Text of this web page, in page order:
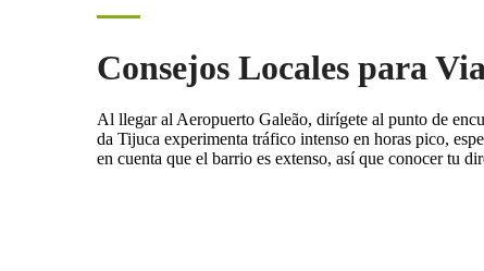
Consejos Locales para
Al llegar al Aeropuerto Galeão, dirígete al punto de
da Tijuca experimenta tráfico intenso en horas pico,
en cuenta que el barrio es extenso, así que conocer tu